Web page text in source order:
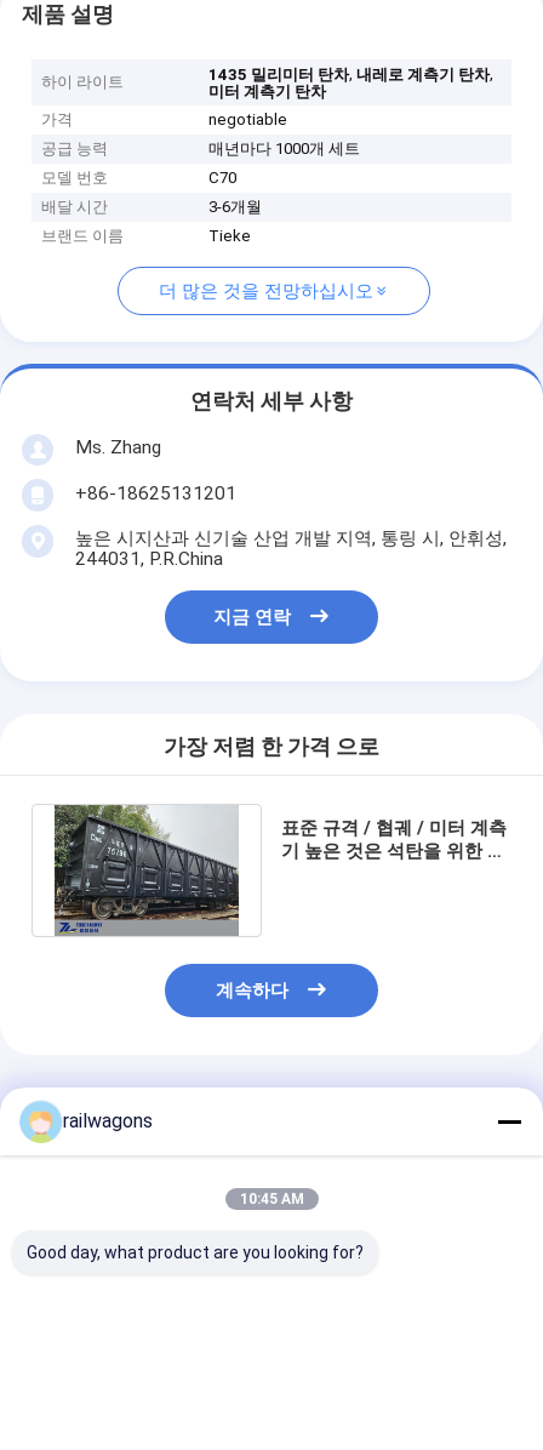
제품 설명
하이 라이트 1435 밀리미터 탄차,내레로 계측기 탄차,
미터 계측기 탄차
가격
negotiable
공급 능력
매년마다 1000개 세트
모델 번호
C70
배달 시간
3-6개월
브랜드 이름
Tieke
더 많은 것을 전망하십시오
연락처 세부 사항
Ms. Zhang
+86-18625131201
높은 시지산과 신기술 산업 개발 지역, 통링 시, 안휘성,
244031, P.R.China
지금 연락
가장 저렴 한 가격 으로
표준 규격 / 협궤 / 미터 계측
기 높은 것은 석탄을 위한 오
계속하다
추천된 제품
railwagons
10:45 AM
Good day, what product are you looking for?